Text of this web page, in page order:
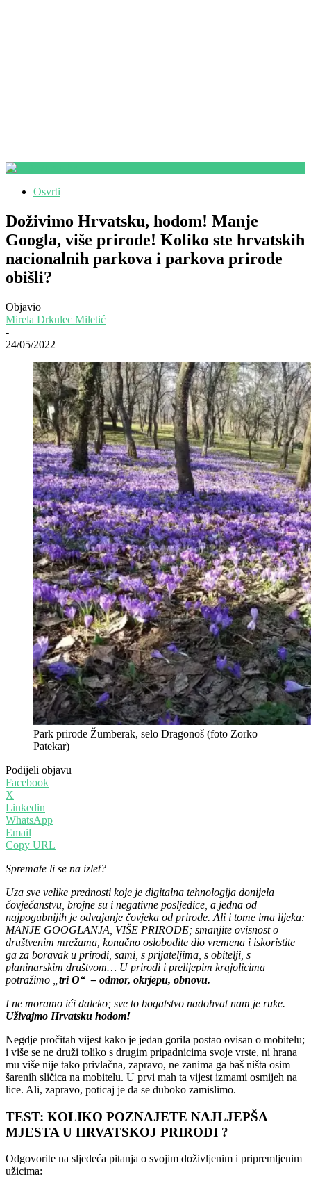
Osvrti
Doživimo Hrvatsku, hodom! Manje
Googla, više prirode! Koliko ste hrvatskih
nacionalnih parkova i parkova prirode
obišli?
Objavio
Mirela Drkulec Miletić
-
24/05/2022
Park prirode Žumberak, selo Dragonoš (foto Zorko
Patekar)
Podijeli objavu
Facebook
X
Linkedin
WhatsApp
Email
Copy URL
Spremate li se na izlet?
Uza sve velike prednosti koje je digitalna tehnologija donijela
čovječanstvu, brojne su i negativne posljedice, a jedna od
najpogubnijih je odvajanje čovjeka od prirode. Ali i tome ima lijeka:
MANJE GOOGLANJA, VIŠE PRIRODE; smanjite ovisnost o
društvenim mrežama, konačno oslobodite dio vremena i iskoristite
ga za boravak u prirodi, sami, s prijateljima, s obitelji, s
planinarskim društvom… U prirodi i prelijepim krajolicima
potražimo „ tri O“ – odmor, okrjepu, obnovu.
I ne moramo ići daleko; sve to bogatstvo nadohvat nam je ruke.
Uživajmo Hrvatsku hodom!
Negdje pročitah vijest kako je jedan gorila postao ovisan o mobitelu;
i više se ne druži toliko s drugim pripadnicima svoje vrste, ni hrana
mu više nije tako privlačna, zapravo, ne zanima ga baš ništa osim
šarenih sličica na mobitelu. U prvi mah ta vijest izmami osmijeh na
lice. Ali, zapravo, poticaj je da se duboko zamislimo.
TEST: KOLIKO POZNAJETE NAJLJEPŠA
MJESTA U HRVATSKOJ PRIRODI ?
Odgovorite na sljedeća pitanja o svojim doživljenim i pripremljenim
užicima: